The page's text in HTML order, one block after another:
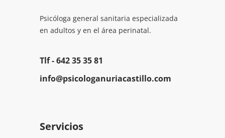
Psicóloga general sanitaria especializada
en adultos y en el área perinatal.
Tlf -642 35 35 81
info@psicologanuriacastillo.com
Servicios